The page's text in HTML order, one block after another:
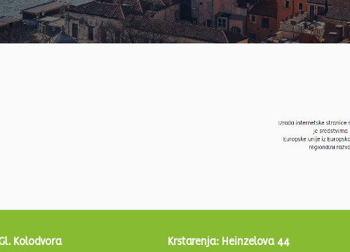
Kolodvora
Krstarenja: Heinzelova 44